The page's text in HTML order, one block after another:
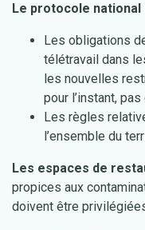
Le protocole
Les obligations
télétravail dans
les nouvelles
pour l’instant,
Les règles
l’ensemble du
Les espaces de
propices aux
doivent être